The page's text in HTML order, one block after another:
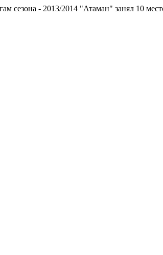
- 2013/2014 "Атаман" занял 10 место в